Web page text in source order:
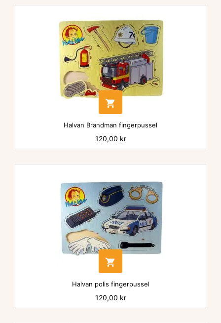

Halvan Brandman fingerpussel
Pris
120,00 kr

Halvan polis fingerpussel
Pris
120,00 kr